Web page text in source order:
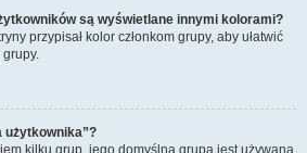
są wyświetlane innymi kolorami?
przypisał kolor członkom grupy, aby ułatwić
grupy.
użytkownika”?
kilku grup, jego domyślna grupa jest używana